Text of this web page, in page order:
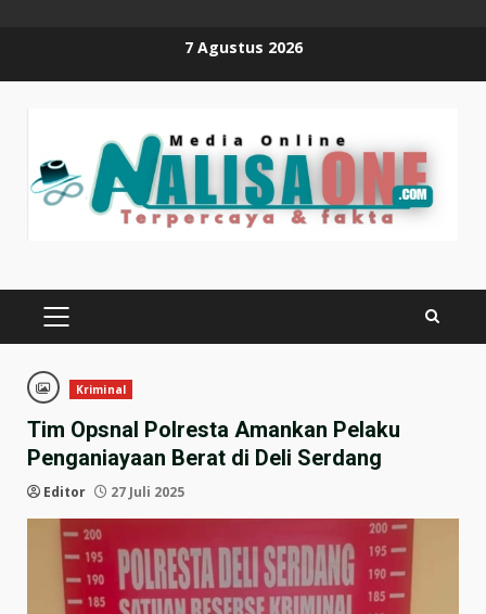
7 Agustus 2026
PRIMARY
Kriminal
Tim Opsnal Polresta Amankan Pelaku
Penganiayaan Berat di Deli Serdang
Editor 27 Juli 2025